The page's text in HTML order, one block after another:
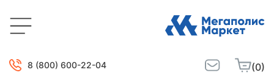
8 (800) 600-22-04 (0)